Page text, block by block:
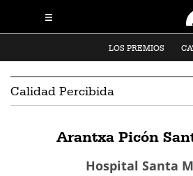
LOS PREMIOS
Calidad Percibida
Arantxa Picón
Hospital Santa